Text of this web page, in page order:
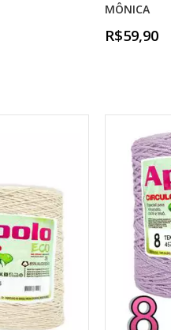
MÔNICA
R$59,90